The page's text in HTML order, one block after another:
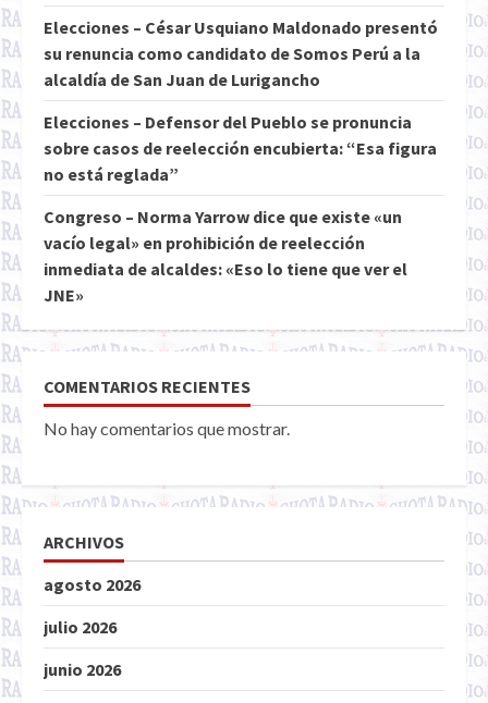
Elecciones – César Usquiano Maldonado presentó
su renuncia como candidato de Somos Perú a la
alcaldía de San Juan de Lurigancho
Elecciones – Defensor del Pueblo se pronuncia
sobre casos de reelección encubierta: “Esa figura
no está reglada”
Congreso – Norma Yarrow dice que existe «un
vacío legal» en prohibición de reelección
inmediata de alcaldes: «Eso lo tiene que ver el
JNE»
COMENTARIOS RECIENTES
No hay comentarios que mostrar.
ARCHIVOS
agosto 2026
julio 2026
junio 2026